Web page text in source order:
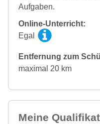
Aufgaben.
Online-Unterricht:
Egal
Entfernung zum
maximal 20 km
Meine